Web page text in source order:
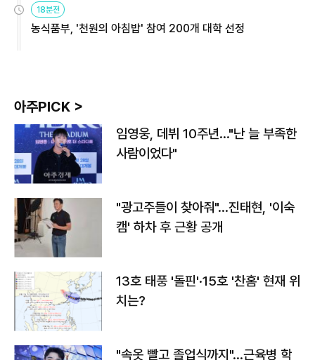
18분전
농식품부, '천원의 아침밥' 참여 200개 대학 선정
아주PICK >
임영웅, 데뷔 10주년…"난 늘 부족한
사람이었다"
"광고주들이 찾아줘"…진태현, '이숙
캠' 하차 후 근황 공개
13호 태풍 '돌핀'·15호 '찬홈' 현재 위
치는?
"속옷 빨고 졸업식까지"…근육병 학